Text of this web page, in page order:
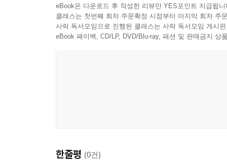
eBook은 다운로드 후 작성한 리뷰만 YES포인트 지급됩니
클래스는 첫번째 회차 주문확정 시점부터 마지막 회차 주
사락 독서모임으로 진행된 클래스는 사락 독서모임 게시
eBook 페이백, CD/LP, DVD/Blu-ray, 패션 및 판매금지 상
한줄평 (0건)